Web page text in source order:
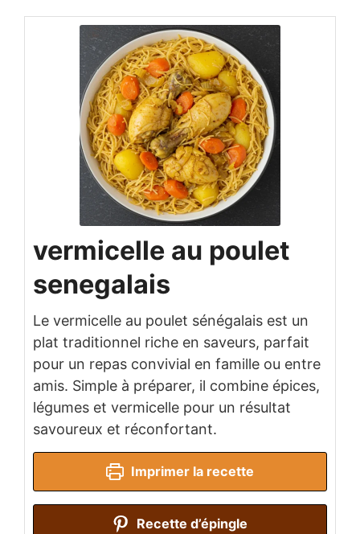
vermicelle au poulet
senegalais
Le vermicelle au poulet sénégalais est un
plat traditionnel riche en saveurs, parfait
pour un repas convivial en famille ou entre
amis. Simple à préparer, il combine épices,
légumes et vermicelle pour un résultat
savoureux et réconfortant.
Imprimer la recette
Recette d’épingle